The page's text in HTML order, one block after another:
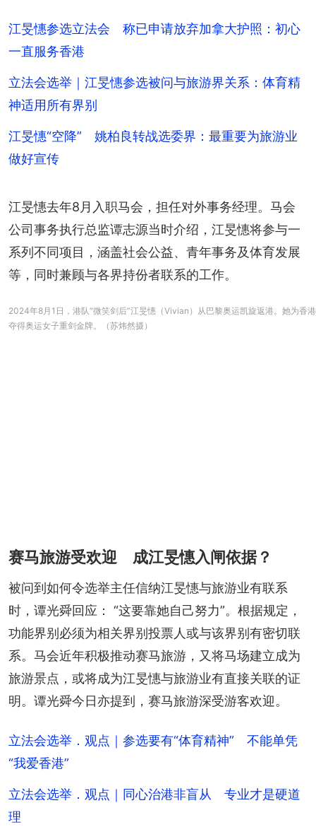
江旻憓参选立法会 称已申请放弃加拿大护照：初心
一直服务香港
立法会选举｜江旻憓参选被问与旅游界关系：体育精
神适用所有界别
江旻憓“空降” 姚柏良转战选委界：最重要为旅游业
做好宣传
江旻憓去年8月入职马会，担任对外事务经理。马会
公司事务执行总监谭志源当时介绍，江旻憓将参与一
系列不同项目，涵盖社会公益、青年事务及体育发展
等，同时兼顾与各界持份者联系的工作。
2024年8月1日，港队“微笑剑后”江旻憓（Vivian）从巴黎奥运凯旋返港。她为香港
夺得奥运女子重剑金牌。（苏炜然摄）
赛马旅游受欢迎 成江旻憓入闸依据？
被问到如何令选举主任信纳江旻憓与旅游业有联系
时，谭光舜回应： “这要靠她自己努力”。根据规定，
功能界别必须为相关界别投票人或与该界别有密切联
系。马会近年积极推动赛马旅游，又将马场建立成为
旅游景点，或将成为江旻憓与旅游业有直接关联的证
明。谭光舜今日亦提到，赛马旅游深受游客欢迎。
立法会选举．观点｜参选要有“体育精神” 不能单凭
“我爱香港”
立法会选举．观点｜同心治港非盲从 专业才是硬道
理